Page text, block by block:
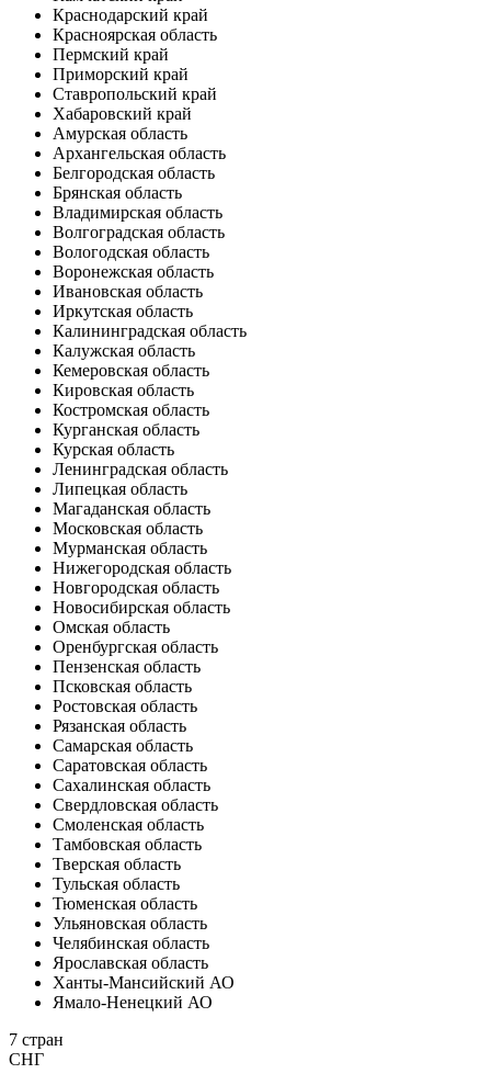
Краснодарский край
Красноярская область
Пермский край
Приморский край
Ставропольский край
Хабаровский край
Амурская область
Архангельская область
Белгородская область
Брянская область
Владимирская область
Волгоградская область
Вологодская область
Воронежская область
Ивановская область
Иркутская область
Калининградская область
Калужская область
Кемеровская область
Кировская область
Костромская область
Курганская область
Курская область
Ленинградская область
Липецкая область
Магаданская область
Московская область
Мурманская область
Нижегородская область
Новгородская область
Новосибирская область
Омская область
Оренбургская область
Пензенская область
Псковская область
Ростовская область
Рязанская область
Самарская область
Саратовская область
Сахалинская область
Свердловская область
Смоленская область
Тамбовская область
Тверская область
Тульская область
Тюменская область
Ульяновская область
Челябинская область
Ярославская область
Ханты-Мансийский АО
Ямало-Ненецкий АО
7 стран
СНГ